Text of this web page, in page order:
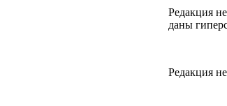
Редакция
даны
Редакция